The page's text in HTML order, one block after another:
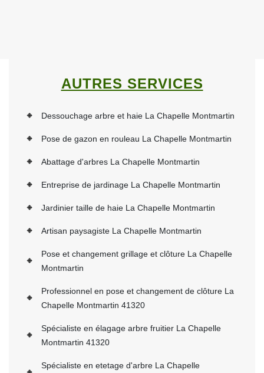
AUTRES SERVICES
Dessouchage arbre et haie La Chapelle Montmartin
Pose de gazon en rouleau La Chapelle Montmartin
Abattage d'arbres La Chapelle Montmartin
Entreprise de jardinage La Chapelle Montmartin
Jardinier taille de haie La Chapelle Montmartin
Artisan paysagiste La Chapelle Montmartin
Pose et changement grillage et clôture La Chapelle
Montmartin
Professionnel en pose et changement de clôture La
Chapelle Montmartin 41320
Spécialiste en élagage arbre fruitier La Chapelle
Montmartin 41320
Spécialiste en etetage d'arbre La Chapelle